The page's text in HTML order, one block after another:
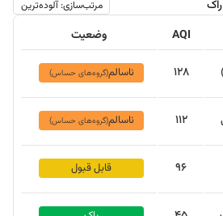
مرتب‌سازی: آلوده‌ترین
AQI وضعیت
128 ناسالم(گروه‌های حساس)
112 ناسالم(گروه‌های حساس)
96 قابل قبول